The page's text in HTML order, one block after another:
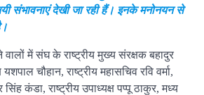
संभावनाएं देखी जा रही हैं। इनके मनोनयन से
में संघ के राष्ट्रीय मुख्य संरक्षक बहादुर
यशपाल चौहान, राष्ट्रीय महासचिव रवि वर्मा,
सिंह कंडा, राष्ट्रीय उपाध्यक्ष पप्पू ठाकुर, मध्य